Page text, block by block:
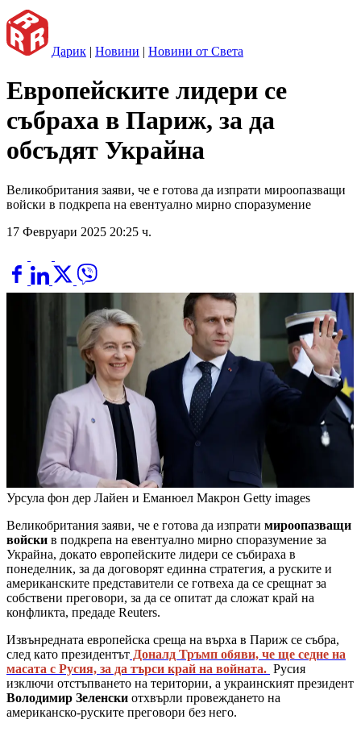
Дарик | Новини | Новини от Света
Eвропейските лидери се
събраха в Париж, за да
обсъдят Украйна
Великобритания заяви, че е готова да изпрати мироопазващи
войски в подкрепа на евентуално мирно споразумение
17 Февруари 2025 20:25 ч.
Урсула фон дер Лайен и Еманюел Макрон Getty images
Великобритания заяви, че е готова да изпрати мироопазващи
войски в подкрепа на евентуално мирно споразумение за
Украйна, докато европейските лидери се събираха в
понеделник, за да договорят единна стратегия, а руските и
американските представители се готвеха да се срещнат за
собствени преговори, за да се опитат да сложат край на
конфликта, предаде Reuters.
Извънредната европейска среща на върха в Париж се събра,
след като президентът Доналд Тръмп обяви, че ще седне на
масата с Русия, за да търси край на войната. Русия
изключи отстъпването на територии, а украинският президент
Володимир Зеленски отхвърли провеждането на
американско-руските преговори без него.